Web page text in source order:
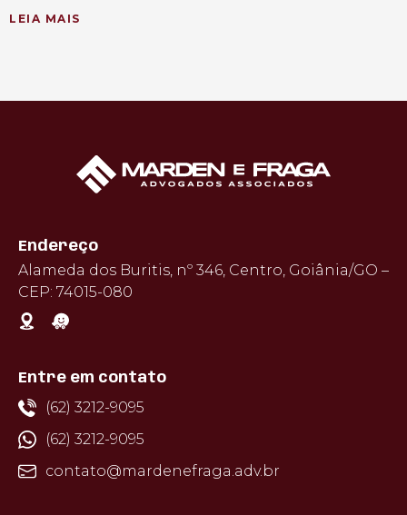
LEIA MAIS
Endereço
Alameda dos Buritis, nº 346, Centro, Goiânia/GO –
CEP: 74015-080
Entre em contato
(62) 3212-9095
(62) 3212-9095
contato@mardenefraga.adv.br